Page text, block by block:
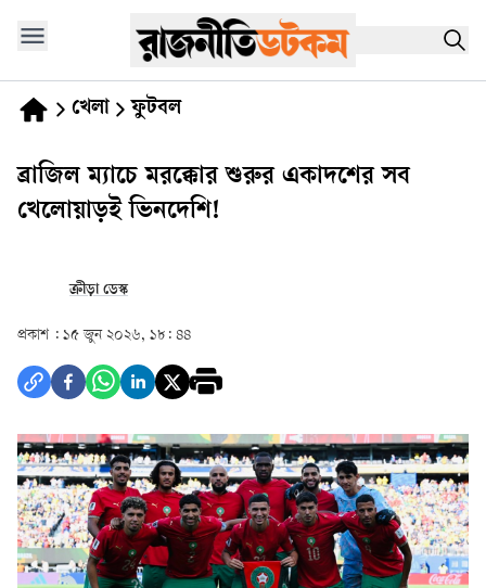
খেলা ফুটবল
ব্রাজিল ম্যাচে মরক্কোর শুরুর একাদশের সব
খেলোয়াড়ই ভিনদেশি!
ক্রীড়া ডেস্ক
প্রকাশ : ১৫ জুন ২০২৬, ১৮: ৪৪